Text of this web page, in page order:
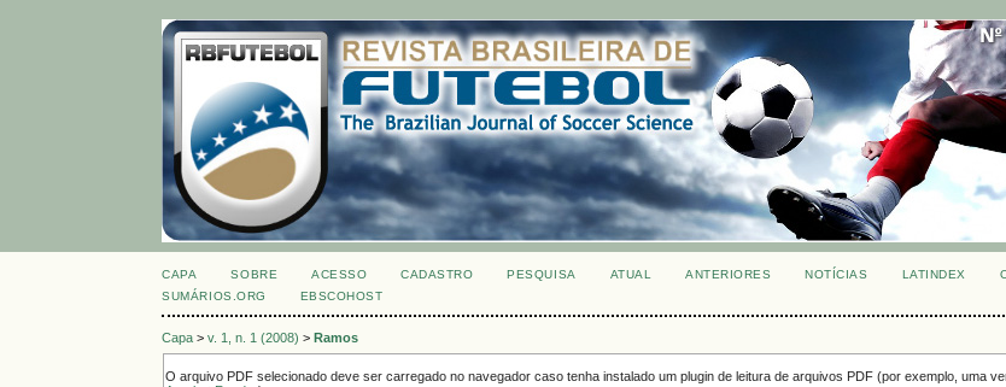
CAPA SOBRE ACESSO CADASTRO PESQUISA ATUAL ANTERIORES NOTÍCIAS LATINDEX
SUMÁRIOS.ORG
EBSCOHOST
Capa >v. 1, n. 1 (2008) >Ramos
O arquivo PDF selecionado deve ser carregado no navegador caso tenha instalado um plugin de leitura de arquivos PDF (por exemplo, uma